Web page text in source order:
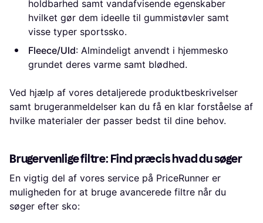
holdbarhed samt vandafvisende egenskaber
hvilket gør dem ideelle til gummistøvler samt
visse typer sportssko.
Fleece/Uld: Almindeligt anvendt i hjemmesko
grundet deres varme samt blødhed.
Ved hjælp af vores detaljerede produktbeskrivelser
samt brugeranmeldelser kan du få en klar forståelse af
hvilke materialer der passer bedst til dine behov.
Brugervenlige filtre: Find præcis hvad du søger
En vigtig del af vores service på PriceRunner er
muligheden for at bruge avancerede filtre når du
søger efter sko: